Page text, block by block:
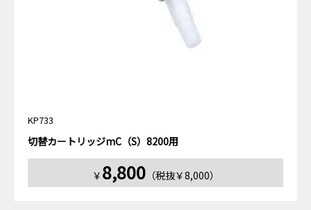
KP733
切替カートリッジmC（S）8200用
￥ 8,800（税抜￥8,000）